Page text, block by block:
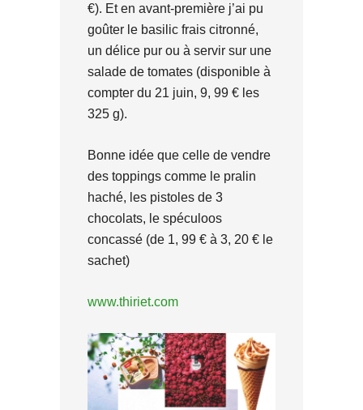
€). Et en avant-première j’ai pu
goûter le basilic frais citronné,
un délice pur ou à servir sur une
salade de tomates (disponible à
compter du 21 juin, 9, 99 € les
325 g).
Bonne idée que celle de vendre
des toppings comme le pralin
haché, les pistoles de 3
chocolats, le spéculoos
concassé (de 1, 99 € à 3, 20 € le
sachet)
www.thiriet.com